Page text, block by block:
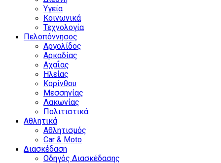
Υγεία
Κοινωνικά
Τεχνολογία
Πελοπόννησος
Αργολίδος
Αρκαδίας
Αχαΐας
Ηλείας
Κορίνθου
Μεσσηνίας
Λακωνίας
Πολιτιστικά
Αθλητικά
Αθλητισμός
Car & Moto
Διασκέδαση
Οδηγός Διασκέδασης